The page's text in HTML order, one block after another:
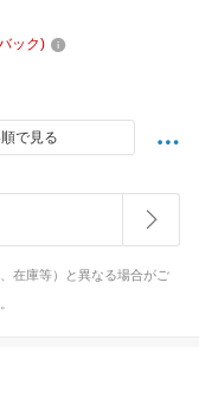
ック)
で見る
在庫等）と異なる場合がご